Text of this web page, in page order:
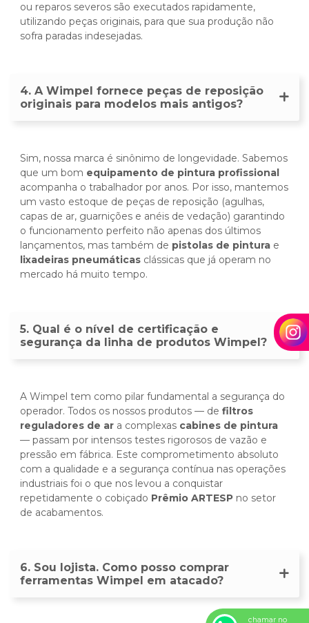
ou reparos severos são executados rapidamente,
utilizando peças originais, para que sua produção não
sofra paradas indesejadas.
4. A Wimpel fornece peças de reposição
originais para modelos mais antigos?
Sim, nossa marca é sinônimo de longevidade. Sabemos
que um bom equipamento de pintura profissional
acompanha o trabalhador por anos. Por isso, mantemos
um vasto estoque de peças de reposição (agulhas,
capas de ar, guarnições e anéis de vedação) garantindo
o funcionamento perfeito não apenas dos últimos
lançamentos, mas também de pistolas de pintura e
lixadeiras pneumáticas clássicas que já operam no
mercado há muito tempo.
5. Qual é o nível de certificação e
segurança da linha de produtos Wimpel?
A Wimpel tem como pilar fundamental a segurança do
operador. Todos os nossos produtos — de filtros
reguladores de ar a complexas cabines de pintura
— passam por intensos testes rigorosos de vazão e
pressão em fábrica. Este comprometimento absoluto
com a qualidade e a segurança contínua nas operações
industriais foi o que nos levou a conquistar
repetidamente o cobiçado Prêmio ARTESP no setor
de acabamentos.
6. Sou lojista. Como posso comprar
ferramentas Wimpel em atacado?
chamar no